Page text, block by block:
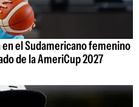
el Sudamericano femenino
de la AmeriCup 2027